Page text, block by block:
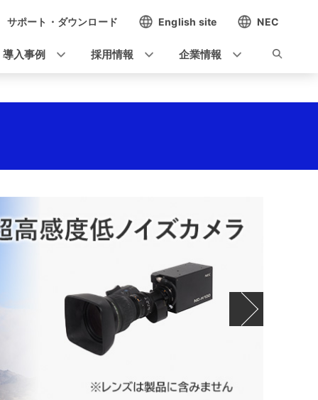
サポート・ダウンロード English site NEC
導入事例 採用情報 企業情報